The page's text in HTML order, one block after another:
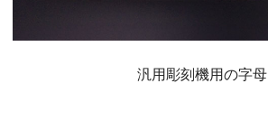
汎用彫刻機用の字母